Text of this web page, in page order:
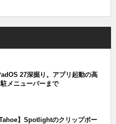
27深掘り。アプリ起動の高
メニューバーまで
Tahoe】Spotlightのクリップボー